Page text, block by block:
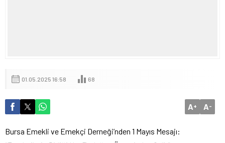
01.05.2025 16:58 68
A+ A-
Bursa Emekli ve Emekçi Derneği’nden 1 Mayıs Mesajı: